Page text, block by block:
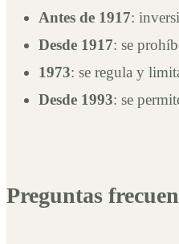
Antes de 1917:
Desde 1917: se
1973: se regula y
Desde 1993: se
Preguntas